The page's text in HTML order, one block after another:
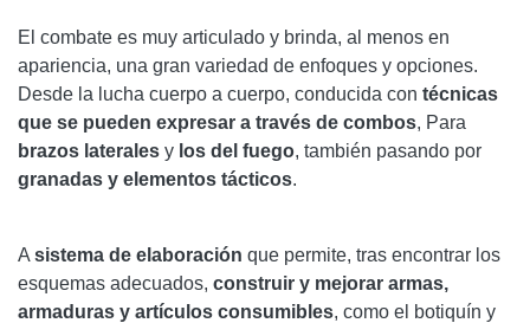
El combate es muy articulado y brinda, al menos en
apariencia, una gran variedad de enfoques y opciones.
Desde la lucha cuerpo a cuerpo, conducida con técnicas
que se pueden expresar a través de combos, Para
brazos laterales y los del fuego, también pasando por
granadas y elementos tácticos.
A sistema de elaboración que permite, tras encontrar los
esquemas adecuados, construir y mejorar armas,
armaduras y artículos consumibles, como el botiquín y